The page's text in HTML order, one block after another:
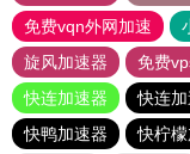
免费vqn外网加速
旋风加速器
免费
快连加速器
快连
快鸭加速器
快柠